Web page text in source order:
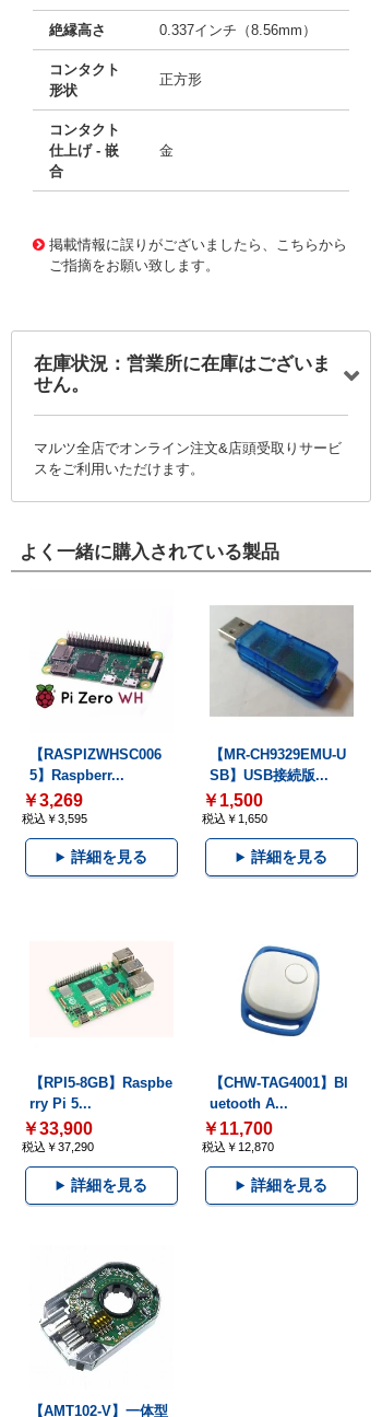
絶縁高さ 0.337インチ（8.56mm）
コンタクト
形状
正方形
コンタクト
仕上げ - 嵌
合
金
掲載情報に誤りがございましたら、こちらから
ご指摘をお願い致します。
在庫状況：営業所に在庫はございま
せん。
マルツ全店でオンライン注文&店頭受取りサービ
スをご利用いただけます。
よく一緒に購入されている製品
【RASPIZWHSC006
5】Raspberr...
￥3,269
税込￥3,595
詳細を見る
【MR-CH9329EMU-U
SB】USB接続版...
￥1,500
税込￥1,650
詳細を見る
【RPI5-8GB】Raspbe
rry Pi 5...
￥33,900
税込￥37,290
詳細を見る
【CHW-TAG4001】Bl
uetooth A...
￥11,700
税込￥12,870
詳細を見る
【AMT102-V】一体型